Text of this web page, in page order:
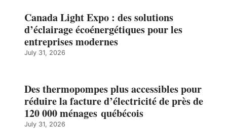
Canada Light Expo : des solutions
d’éclairage écoénergétiques pour les
entreprises modernes
July 31, 2026
Des thermopompes plus accessibles pour
réduire la facture d’électricité de près de
120 000 ménages québécois
July 31, 2026